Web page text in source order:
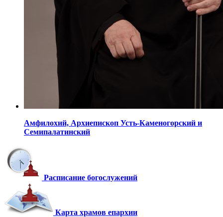
Амфилохий, Архиепископ Усть-Каменогорский и
Семипалатинский
Расписание богослужений
Карта храмов епархии